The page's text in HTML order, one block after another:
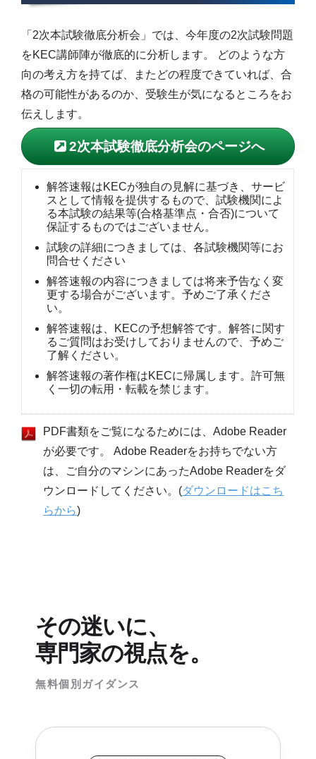
「2次本試験徹底分析会」では、今年度の2次試験問題
をKEC講師陣が徹底的に分析します。 どのような方
向の考え方を持てば、またどの程度できていれば、合
格の可能性があるのか、受験生が気になるところをお
伝えします。
2次本試験徹底分析会のページへ
解答速報はKECが独自の見解に基づき、サービ
スとして情報を提供するもので、試験機関によ
る本試験の結果等(合格基準点・合否)について
保証するものではございません。
試験の詳細につきましては、各試験機関等にお
問合せください
解答速報の内容につきましては将来予告なく変
更する場合がございます。予めご了承くださ
い。
解答速報は、KECの予想解答です。解答に関す
るご質問はお受けしておりませんので、予めご
了解ください。
解答速報の著作権はKECに帰属します。許可無
く一切の転用・転載を禁じます。
PDF書類をご覧になるためには、Adobe Reader
が必要です。 Adobe Readerをお持ちでない方
は、ご自分のマシンにあったAdobe Readerをダ
ウンロードしてください。(ダウンロードはこち
らから)
その迷いに、
専門家の視点を。
無料個別ガイダンス